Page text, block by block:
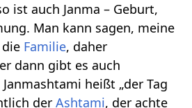
ist auch Janma – Geburt,
Man kann sagen, meine
Familie, daher
dann gibt es auch
heißt „der Tag
derAshtami, der achte